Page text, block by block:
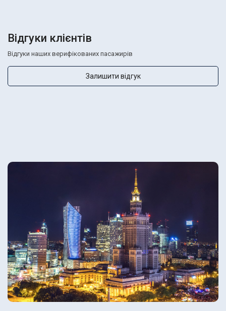
Відгуки клієнтів
Відгуки наших верифікованих пасажирів
Залишити відгук